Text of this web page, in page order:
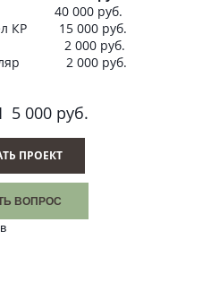
40 000 руб.
КР 15 000 руб.
2 000 руб.
2 000 руб.
5 000 руб.
ПРОЕКТ
ВОПРОС